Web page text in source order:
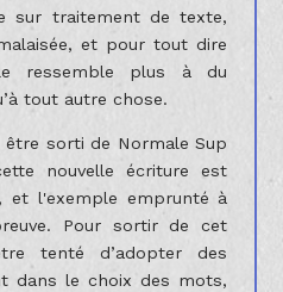
sur traitement de texte,
et pour tout dire
ressemble plus à du
tout autre chose.
sorti de Normale Sup
nouvelle écriture est
et l'exemple emprunté à
Pour sortir de cet
tenté d’adopter des
dans le choix des mots,